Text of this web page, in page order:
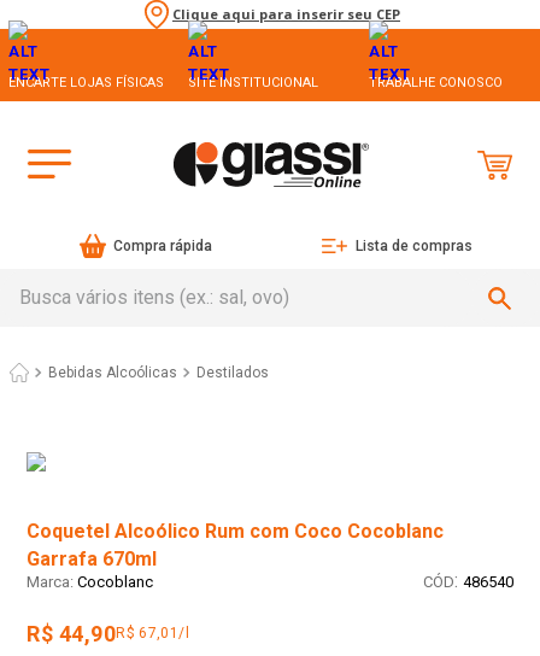
Clique aqui para inserir seu CEP
ENCARTE LOJAS FÍSICAS SITE INSTITUCIONAL TRABALHE CONOSCO
Compra rápida Lista de compras
Bebidas Alcoólicas Destilados
Coquetel Alcoólico Rum com Coco Cocoblanc
Garrafa 670ml
Cocoblanc : 486540
R$ 44,90R$ 67,01/l